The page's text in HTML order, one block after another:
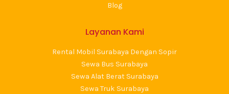
Blog
Layanan Kami
Rental Mobil Surabaya Dengan Sopir
Sewa Bus Surabaya
Sewa Alat Berat Surabaya
Sewa Truk Surabaya